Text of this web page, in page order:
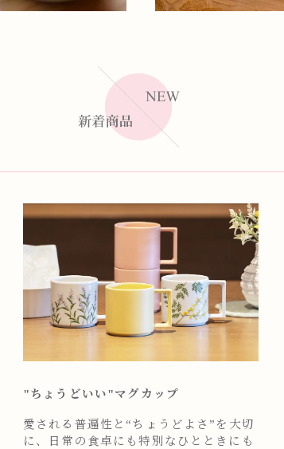
"ちょうどいい"マグカップ
愛される普遍性と“ちょうどよさ”を大切
に、日常の食卓にも特別なひとときにも